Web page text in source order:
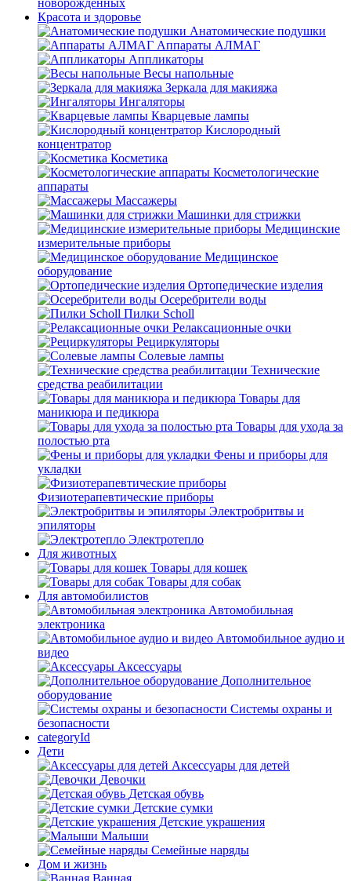
новорождённых
Красота и здоровье
Анатомические подушки
Аппараты АЛМАГ
Аппликаторы
Весы напольные
Зеркала для макияжа
Ингаляторы
Кварцевые лампы
Кислородный
концентратор
Косметика
Косметологические
аппараты
Массажеры
Машинки для стрижки
Медицинские
измерительные приборы
Медицинское
оборудование
Ортопедические изделия
Осеребрители воды
Пилки Scholl
Релаксационные очки
Рециркуляторы
Солевые лампы
Технические
средства реабилитации
Товары для
маникюра и педикюра
Товары для ухода за
полостью рта
Фены и приборы для
укладки
Физиотерапевтические приборы
Электробритвы и
эпиляторы
Электротепло
Для животных
Товары для кошек
Товары для собак
Для автомобилистов
Автомобильная
электроника
Автомобильное аудио и
видео
Аксессуары
Дополнительное
оборудование
Системы охраны и
безопасности
categoryId
Дети
Аксессуары для детей
Девочки
Детская обувь
Детские сумки
Детские украшения
Малыши
Семейные наряды
Дом и жизнь
Ванная